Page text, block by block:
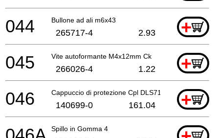
Bullone ad ali m6x43 +
044 265717-4 2.93
Vite autoformante M4x12mm Ck +
045 266026-4 1.22
Cappuccio di protezione Cpl DLS714 +
046 140699-0 161.04
Spillo in Gomma 4